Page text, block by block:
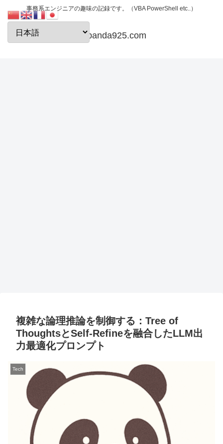
事務系エンジニアの趣味の記録です。（VBA PowerShell etc..）
papanda925.com
複雑な論理推論を制御する：Tree of
ThoughtsとSelf-Refineを融合したLLM出
力最適化プロンプト
Tech